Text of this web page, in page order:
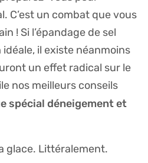
C’est un combat que vous
! Si l’épandage de sel
il existe néanmoins
un effet radical sur le
nos meilleurs conseils
spécial déneigement et
glace. Littéralement.